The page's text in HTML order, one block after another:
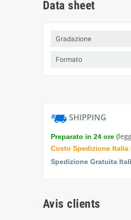
Data sheet
Gradazione
Formato
SHIPPING
Preparato in 24 ore (
Costo Spedizione Italia
Spedizione Gratuita
Avis clients